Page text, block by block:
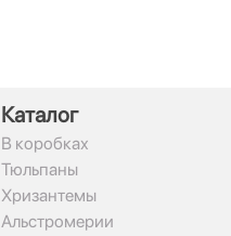
Каталог
В коробках
Тюльпаны
Хризантемы
Альстромерии